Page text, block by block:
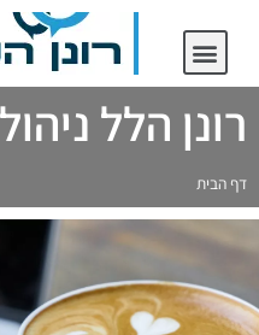
רונן הלל
דף הבית